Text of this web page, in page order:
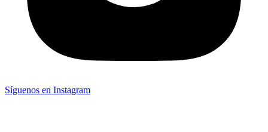
Síguenos en Instagram